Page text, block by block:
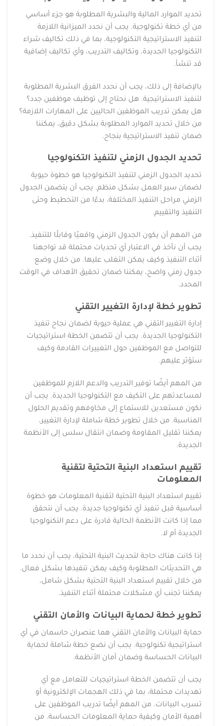
تحديد الموارد المالية والبشرية المطلوبة هو جزء أساسي
من أي خطة تكنولوجية. يجب أن نحدد الميزانية اللازمة
لتنفيذ الاستراتيجية التكنولوجية، بما في ذلك تكاليف شراء
التكنولوجيا الجديدة، وتكاليف التدريب، وأي تكاليف إضافية
قد تنشأ.
بالإضافة إلى ذلك، يجب أن نحدد الفرق البشرية المطلوبة
لتنفيذ الاستراتيجية. هل نحتاج إلى توظيف موظفين جدد؟
هل يمكن تدريب الموظفين الحاليين على المهارات اللازمة؟
من خلال تحديد الموارد المطلوبة بشكل دقيق، يمكننا
ضمان تنفيذ الاستراتيجية بنجاح.
تحديد الجدول الزمني لتنفيذ التكنولوجيا
تحديد الجدول الزمني لتنفيذ التكنولوجيا هو خطوة حيوية
لضمان سير العمل بشكل منظم. يجب أن يتضمن الجدول
الزمني مراحل التنفيذ المختلفة، بدءًا من التخطيط وحتى
التنفيذ والتقييم.
من المهم أن يكون الجدول الزمني واقعيًا وقابلًا للتنفيذ.
يجب أن نأخذ في الاعتبار أي تحديات محتملة قد تواجهنا
أثناء التنفيذ وكيف يمكن التغلب عليها. من خلال وضع
جدول زمني واضح، يمكننا ضمان تحقيق الأهداف في الوقت
المحدد.
تطوير خطة لإدارة التغيير التقني
إدارة التغيير التقني هي عملية حيوية لضمان نجاح تنفيذ
التكنولوجيا الجديدة. يجب أن تتضمن الخطة استراتيجيات
للتواصل مع الموظفين حول التغييرات القادمة وكيف
ستؤثر عليهم.
من المهم أيضًا توفير التدريب والدعم اللازم للموظفين
لمساعدتهم على التكيف مع التكنولوجيا الجديدة. يجب أن
نكون مستعدين للاستماع إلى مخاوفهم وتقديم الحلول
المناسبة. من خلال تطوير خطة شاملة لإدارة التغيير،
يمكننا تقليل المقاومة وضمان انتقال سلس إلى الأنظمة
الجديدة.
تقييم استعداد البنية التحتية لتقنية
المعلومات
تقييم استعداد البنية التحتية لتقنية المعلومات هو خطوة
أساسية قبل تنفيذ أي تكنولوجيا جديدة. يجب أن نتحقق
مما إذا كانت الأنظمة الحالية قادرة على دعم التكنولوجيا
الجديدة أم لا.
إذا كانت هناك حاجة لتحديث البنية التحتية، يجب أن نحدد ما
هي التحديثات المطلوبة وكيف يمكن تنفيذها بشكل فعال.
من خلال تقييم استعداد البنية التحتية بشكل شامل،
يمكننا تجنب أي مشكلات محتملة أثناء التنفيذ.
تطوير خطة لحماية البيانات والأمان التقني
حماية البيانات والأمان التقني هما عنصران حاسمان في أي
استراتيجية تكنولوجية. يجب أن نضع خطة شاملة لحماية
البيانات الحساسة وضمان أمان الأنظمة.
يجب أن تتضمن الخطة استراتيجيات للتعامل مع أي
تهديدات محتملة، بما في ذلك الهجمات الإلكترونية أو
تسرب البيانات. من المهم أيضًا تدريب الموظفين على
أهمية الأمان وكيفية حماية المعلومات الحساسة. من